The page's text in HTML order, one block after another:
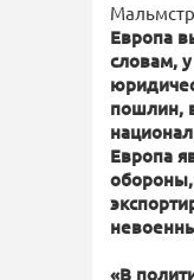
Европа
словам,
пошлин,
Европа
обороны,
«В